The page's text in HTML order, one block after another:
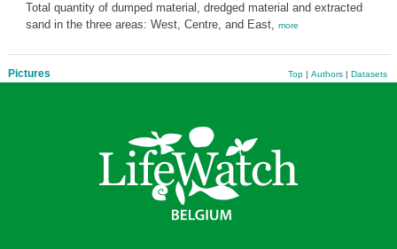
Total quantity of dumped material, dredged material and extracted
sand in the three areas: West, Centre, and East, more
Pictures Top| Authors| Datasets